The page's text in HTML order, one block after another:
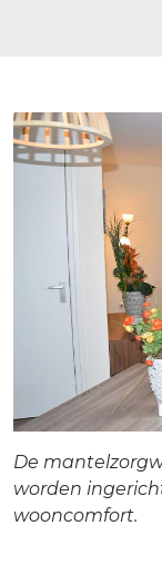
De
worden
wooncomfort.